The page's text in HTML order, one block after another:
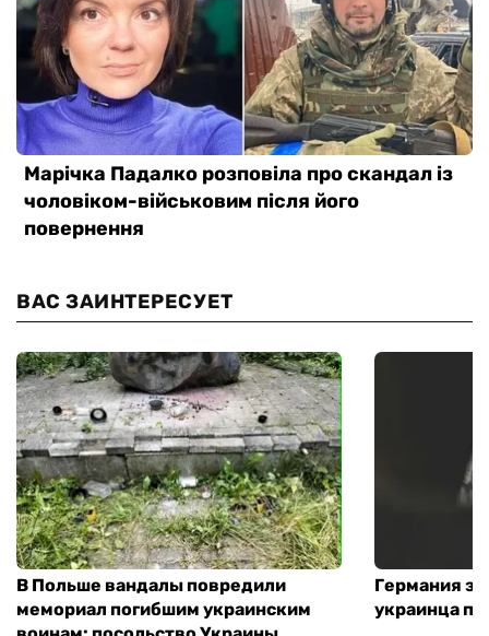
ВАС ЗАИНТЕРЕСУЕТ
В Польше вандалы повредили
мемориал погибшим украинским
Германия
украинца